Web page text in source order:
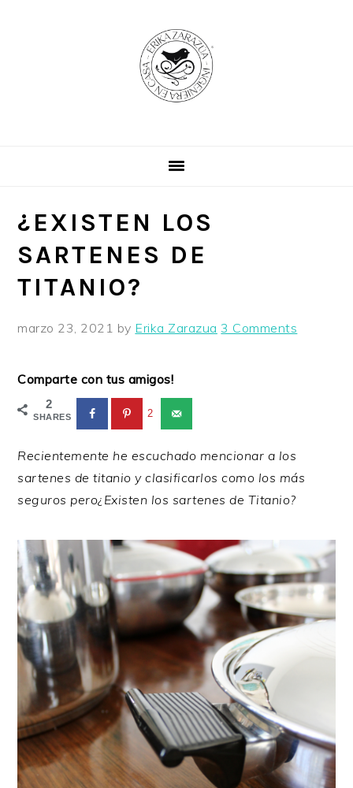
¿EXISTEN LOS
SARTENES DE
TITANIO?
marzo 23, 2021 by Erika Zarazua 3 Comments
Comparte con tus amigos!
2
SHARES 2
Recientemente he escuchado mencionar a los
sartenes de titanio y clasificarlos como los más
seguros pero¿Existen los sartenes de Titanio?